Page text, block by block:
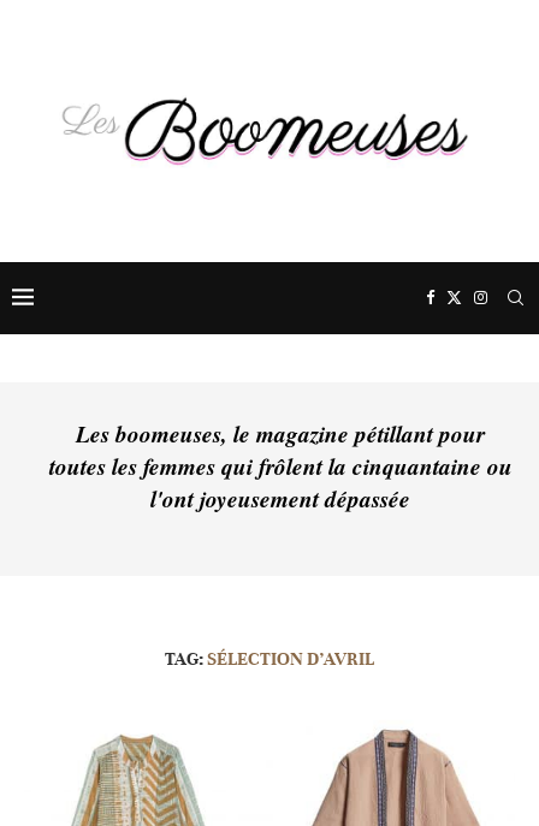
Les boomeuses, le magazine pétillant pour
toutes les femmes qui frôlent la cinquantaine ou
l'ont joyeusement dépassée
TAG:SÉLECTION D’AVRIL